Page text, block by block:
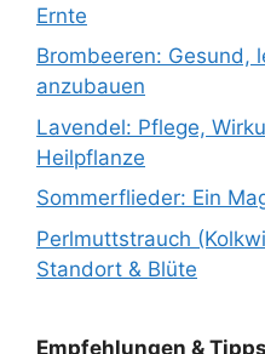
Ernte
Brombeeren: Gesund,
anzubauen
Lavendel: Pflege,
Heilpflanze
Sommerflieder: Ein
Perlmuttstrauch
Standort & Blüte
Empfehlungen & Tipps